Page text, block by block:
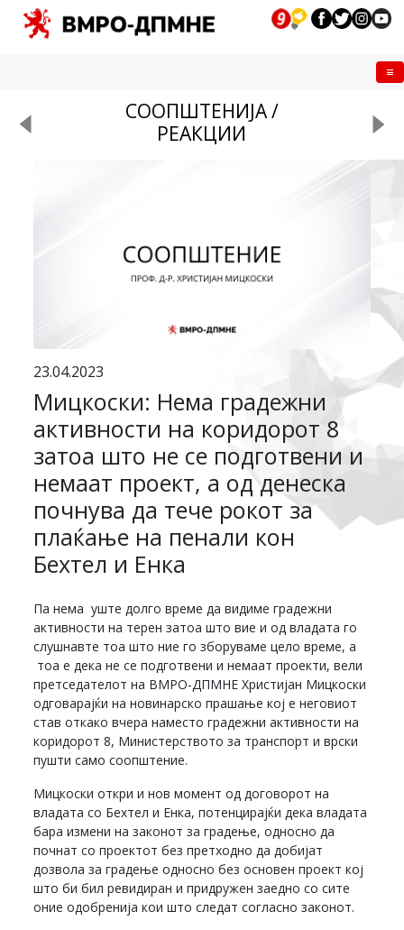
СООПШТЕНИЈА /
РЕАКЦИИ
23.04.2023
Мицкоски: Нема градежни
активности на коридорот 8
затоа што не се подготвени и
немаат проект, а од денеска
почнува да тече рокот за
плаќање на пенали кон
Бехтел и Енка
Па нема уште долго време да видиме градежни
активности на терен затоа што вие и од владата го
слушнавте тоа што ние го зборуваме цело време, а
тоа е дека не се подготвени и немаат проекти, вели
претседателот на ВМРО-ДПМНЕ Христијан Мицкоски
одговарајќи на новинарско прашање кој е неговиот
став откако вчера наместо градежни активности на
коридорот 8, Министерството за транспорт и врски
пушти само соопштение.
Мицкоски откри и нов момент од договорот на
владата со Бехтел и Енка, потенцирајќи дека владата
бара измени на законот за градење, односно да
почнат со проектот без претходно да добијат
дозвола за градење односно без основен проект кој
што би бил ревидиран и придружен заедно со сите
оние одобренија кои што следат согласно законот.